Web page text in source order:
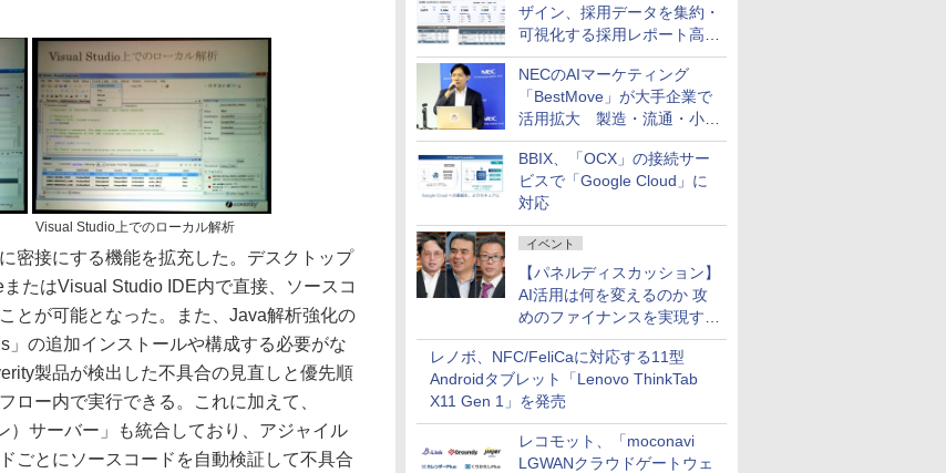
ザイン、採用データを集約・
可視化する採用レポート高速
化サービスを提供
NECのAIマーケティング
「BestMove」が大手企業で
活用拡大 製造・流通・小売
企業・広告代理店などが実装
フェーズへ
BBIX、「OCX」の接続サー
ビスで「Google Cloud」に
対応
イベント
【パネルディスカッション】
AI活用は何を変えるのか 攻
めのファイナンスを実現する
業務設計とマインドセット変
革
レノボ、NFC/FeliCaに対応する11型
Androidタブレット「Lenovo ThinkTab
X11 Gen 1」を発売
レコモット、「moconavi
LGWANクラウドゲートウェ
Visual Studio上でのローカル解析
密接にする機能を拡充した。デスクトップ
たはVisual Studio IDE内で直接、ソースコ
とが可能となった。また、Java解析強化の
の追加インストールや構成する必要がな
製品が検出した不具合の見直しと優先順
ロー内で実行できる。これに加えて、
）サーバー」も統合しており、アジャイル
ごとにソースコードを自動検証して不具合